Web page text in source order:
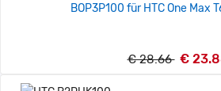
BOP3P100 für HTC One Max
€ 28.66 €